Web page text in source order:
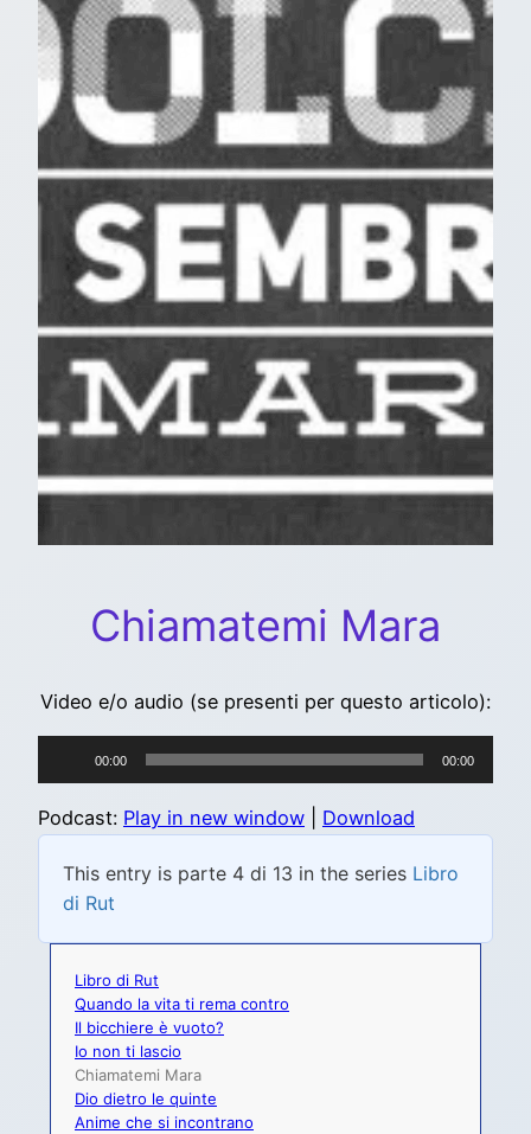
Chiamatemi Mara
Video e/o audio (se presenti per questo articolo):
Player
00:00 00:00
Podcast: Play in new window Download
This entry is parte 4 di 13 in the series Libro
di Rut
Libro di Rut
Quando la vita ti rema contro
Il bicchiere è vuoto?
Io non ti lascio
Chiamatemi Mara
Dio dietro le quinte
Anime che si incontrano